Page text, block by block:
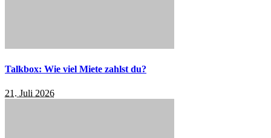
Talkbox: Wie viel Miete zahlst du?
21. Juli 2026